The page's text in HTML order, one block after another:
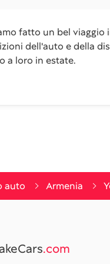
fatto un bel viaggio
dell'auto e della
a loro in estate.
auto Armenia
.com